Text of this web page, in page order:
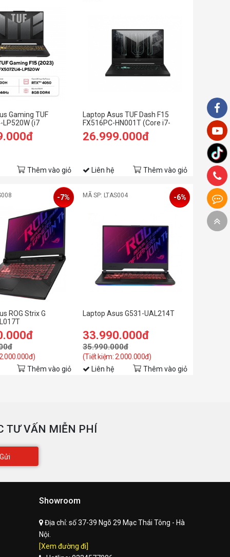
Gaming TUF
LP520W (i7
RAM/512GB
144hz/RTX 4050
Thêm vào giỏ
Laptop Asus TUF Dash F15
FX516PC-HN001T (Core i7-
11370H | 8GB | 512GB | RTX
3050 4GB | 15.6 inch FHD | Win
26.999.000đ
Liên hệ Thêm vào giỏ
ROG Strix G
-7%
Thêm vào giỏ
MÃ SP: LTAS004
Laptop Asus G531-UAL214T
33.990.000đ
35.990.000đ
(Tiết kiệm: 2.000.000đ)
-6%
Liên hệ Thêm vào giỏ
TƯ VẤN MIỄN PHÍ
Gửi
Showroom
Địa chỉ: số 37-39 Ngõ 29 Mạc Thái Tông - Hà
Nội.
[Xem đường đi]